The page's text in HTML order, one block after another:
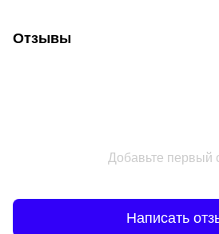
Отзывы
Добавьте первый
Написать